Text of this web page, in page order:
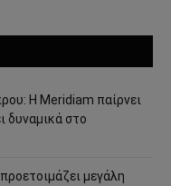
Η Meridiam παίρνει
δυναμικά στο
μεγάλη